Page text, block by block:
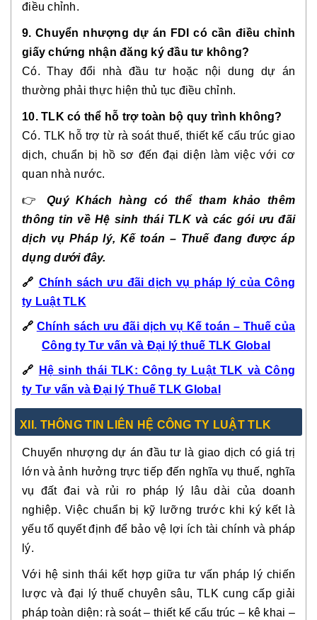
điều chỉnh.
9. Chuyển nhượng dự án FDI có cần điều chỉnh
giấy chứng nhận đăng ký đầu tư không?
Có. Thay đổi nhà đầu tư hoặc nội dung dự án
thường phải thực hiện thủ tục điều chỉnh.
10. TLK có thể hỗ trợ toàn bộ quy trình không?
Có. TLK hỗ trợ từ rà soát thuế, thiết kế cấu trúc giao
dịch, chuẩn bị hồ sơ đến đại diện làm việc với cơ
quan nhà nước.
👉Quý Khách hàng có thể tham khảo thêm
thông tin về Hệ sinh thái TLK và các gói ưu đãi
dịch vụ Pháp lý, Kế toán – Thuế đang được áp
dụng dưới đây.
🔗 Chính sách ưu đãi dịch vụ pháp lý của Công
ty Luật TLK
🔗 Chính sách ưu đãi dịch vụ Kế toán – Thuế của
Công ty Tư vấn và Đại lý thuế TLK Global
🔗
Hệ sinh thái TLK: Công ty Luật TLK và Công
ty Tư vấn và Đại lý Thuế TLK Global
XII. THÔNG TIN LIÊN HỆ CÔNG TY LUẬT TLK
Chuyển nhượng dự án đầu tư là giao dịch có giá trị
lớn và ảnh hưởng trực tiếp đến nghĩa vụ thuế, nghĩa
vụ đất đai và rủi ro pháp lý lâu dài của doanh
nghiệp. Việc chuẩn bị kỹ lưỡng trước khi ký kết là
yếu tố quyết định để bảo vệ lợi ích tài chính và pháp
lý.
Với hệ sinh thái kết hợp giữa tư vấn pháp lý chiến
lược và đại lý thuế chuyên sâu, TLK cung cấp giải
pháp toàn diện: rà soát – thiết kế cấu trúc – kê khai –